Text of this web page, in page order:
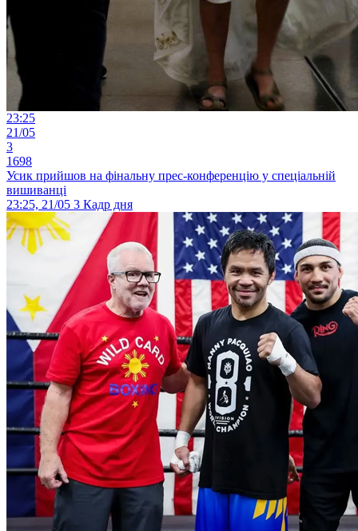
23:25
21/05
3
1698
Усик прийшов на фінальну прес-конференцію у спеціальній
вишиванці
23:25, 21/05 3 Кадр дня